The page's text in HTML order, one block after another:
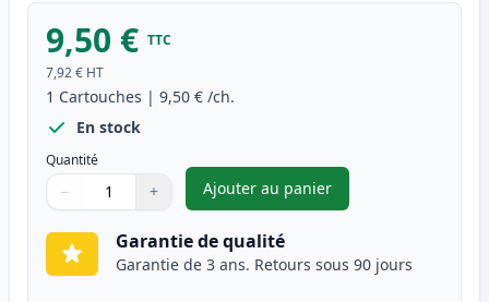
9,50 € TTC
7,92 € HT
1 Cartouches | 9,50 € /ch.
En stock
Quantité
Quantité
Utilisez les boutons pour ajuster
− +
Quantité
Ajouter au panier
,Canon PGI-1500XLC
Garantie de qualité
Garantie de 3 ans. Retours sous 90 jours